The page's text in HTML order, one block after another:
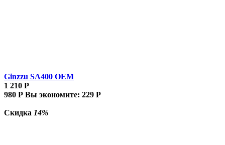
Ginzzu SA400 OEM
1 210 Р
980 Р Вы экономите: 229 Р
Скидка 14%